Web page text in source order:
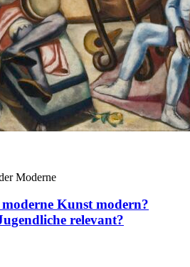
Moderne
Kunst modern?
relevant?